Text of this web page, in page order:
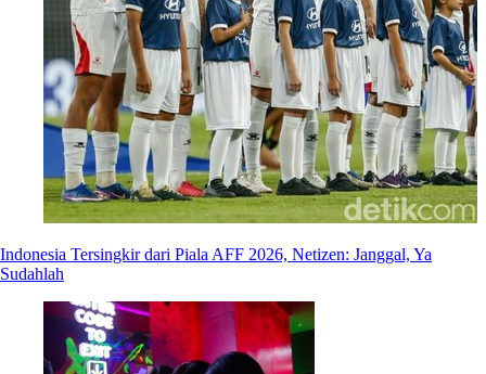
Indonesia Tersingkir dari Piala AFF 2026, Netizen: Janggal, Ya
Sudahlah